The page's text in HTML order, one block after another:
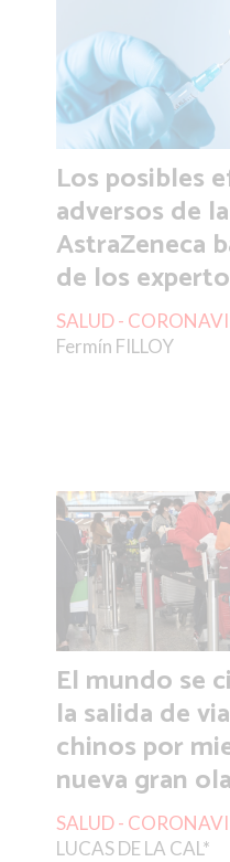
Los posibles
adversos de
AstraZeneca
de los
Fermín FILLOY
SALUD -
El mundo se
la salida de
chinos por
nueva gran
LUCAS DE LA CAL*
SALUD -